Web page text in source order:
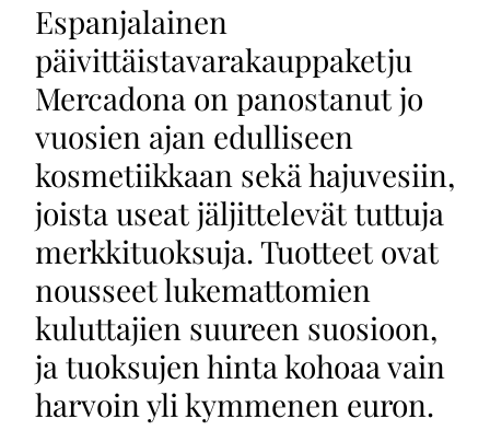
Espanjalainen
päivittäistavarakauppaketju
Mercadona on panostanut jo
vuosien ajan edulliseen
kosmetiikkaan sekä hajuvesiin,
joista useat jäljittelevät tuttuja
merkkituoksuja. Tuotteet ovat
nousseet lukemattomien
kuluttajien suureen suosioon,
ja tuoksujen hinta kohoaa vain
harvoin yli kymmenen euron.